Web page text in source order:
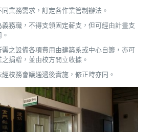
業務需求，訂定各作業管制辦法。
務職，不得支領固定薪支，但可經由計畫支
之設備各項費用由建築系或中心自籌，亦可
捐贈，並由校方開立收據。
校務會議通過後實施，修正時亦同。